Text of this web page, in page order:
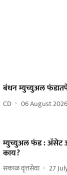
बंधन म्युच्युअल
CD 06 August 2026
म्युच्युअल फंड : ॲसेट
काय?
सकाळ वृत्तसेवा 27